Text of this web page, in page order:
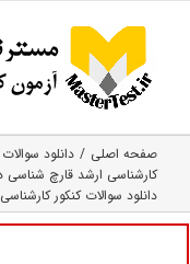
content
صفحه اصلی
دانلود
کارشناسی ارشد قارچ‌ شناسی
دانلود سوالات کنکور کارشناسی ارشد ۹۸ رشته قارچ‌شناسی